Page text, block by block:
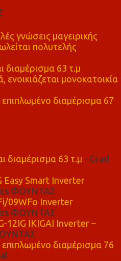
γνώσεις μαγειρικής
πολυτελής
διαμέρισμα 63 τ.μ
ενοικιάζεται μονοκατοικία
επιπλωμένο διαμέρισμα 67
διαμέρισμα 63 τ.μ - Grad
Easy Smart Inverter
ΦΟΥΝΤΑΣ
09WFo Inverter
ΦΟΥΝΤΑΣ
12IG IKIGAI Inverter –
επιπλωμένο διαμέρισμα 76